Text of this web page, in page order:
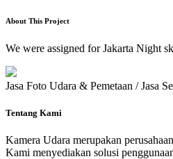
About This Project
We were assigned for Jakarta Night
Jasa Foto Udara & Pemetaan / Jasa
Tentang Kami
Kamera Udara merupakan
Kami menyediakan solusi